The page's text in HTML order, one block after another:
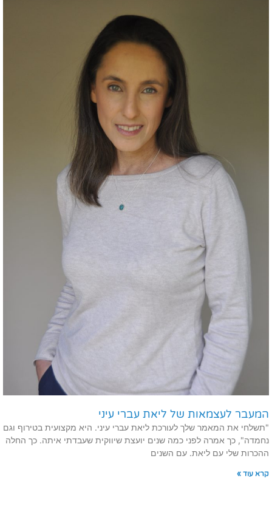
המעבר לעצמאות של ליאת עברי עיני
"תשלחי את המאמר שלך לעורכת ליאת עברי עיני. היא מקצועית בטירוף וגם
נחמדה", כך אמרה לפני כמה שנים יועצת שיווקית שעבדתי איתה. כך החלה
ההכרות שלי עם ליאת. עם השנים
קרא עוד »